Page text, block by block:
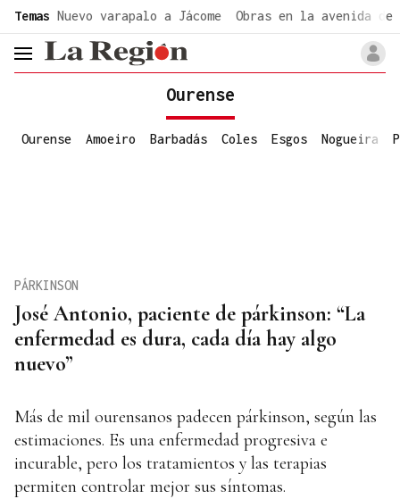
Temas Nuevo varapalo a Jácome Obras en la avenida de
header.menu.open
Ourense
Ourense Amoeiro Barbadás Coles Esgos Nogueira
José Antonio, paciente de párkinson: “La
enfermedad es dura, cada día hay algo
nuevo”
PÁRKINSON
Más de mil ourensanos padecen párkinson, según las
estimaciones. Es una enfermedad progresiva e
incurable, pero los tratamientos y las terapias
permiten controlar mejor sus síntomas.